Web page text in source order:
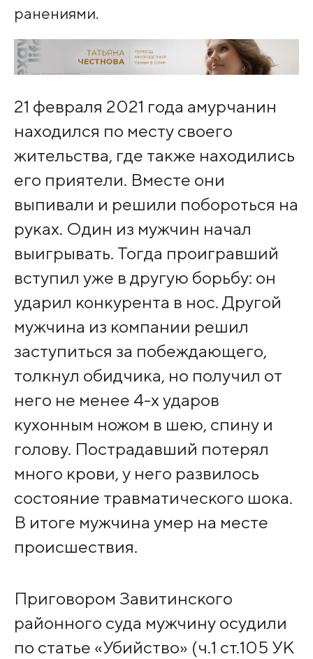
ранениями.
21 февраля 2021 года амурчанин
находился по месту своего
жительства, где также находились
его приятели. Вместе они
выпивали и решили побороться на
руках. Один из мужчин начал
выигрывать. Тогда проигравший
вступил уже в другую борьбу: он
ударил конкурента в нос. Другой
мужчина из компании решил
заступиться за побеждающего,
толкнул обидчика, но получил от
него не менее 4-х ударов
кухонным ножом в шею, спину и
голову. Пострадавший потерял
много крови, у него развилось
состояние травматического шока.
В итоге мужчина умер на месте
происшествия.
Приговором Завитинского
районного суда мужчину осудили
по статье «Убийство» (ч.1 ст.105 УК